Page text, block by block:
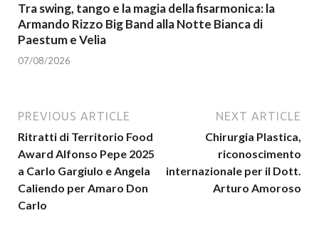
Tra swing, tango e la magia della fisarmonica: la
Armando Rizzo Big Band alla Notte Bianca di
Paestum e Velia
07/08/2026
PREVIOUS ARTICLE
Ritratti di Territorio Food
Award Alfonso Pepe 2025
a Carlo Gargiulo e Angela
Caliendo per Amaro Don
Carlo
NEXT ARTICLE
Chirurgia Plastica,
riconoscimento
internazionale per il Dott.
Arturo Amoroso